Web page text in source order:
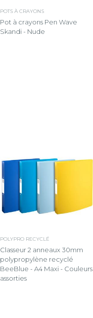
POTS À CRAYONS
Pot à crayons Pen Wave
Skandi - Nude
POLYPRO RECYCLÉ
Classeur 2 anneaux 30mm
polypropylène recyclé
BeeBlue - A4 Maxi - Couleurs
assorties